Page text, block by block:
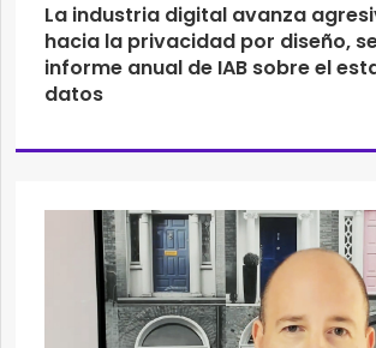
La industria digital avanza
hacia la privacidad por diseño,
informe anual de IAB sobre el
datos